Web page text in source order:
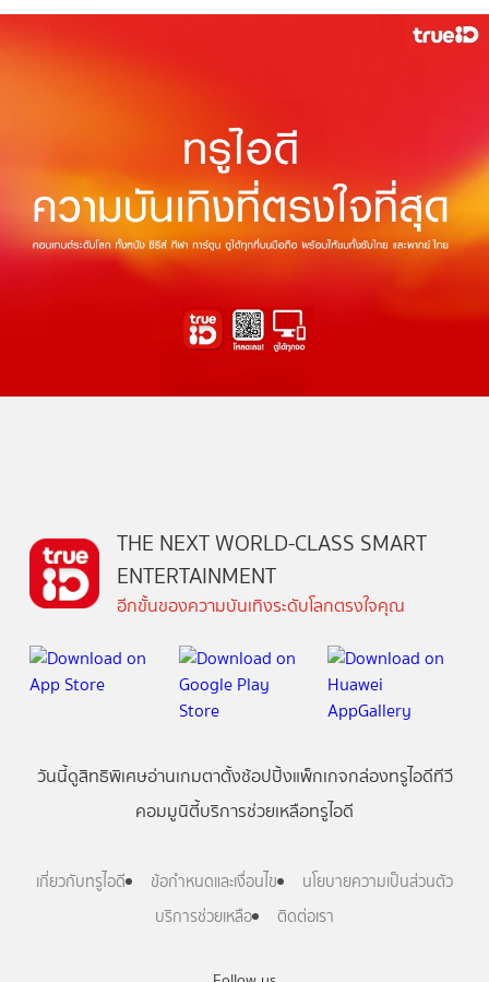
THE NEXT WORLD-CLASS SMART
ENTERTAINMENT
อีกขั้นของความบันเทิงระดับโลกตรงใจคุณ
วันนี้ดูสิทธิพิเศษอ่านเกมตาตั้งช้อปปิ้งแพ็กเกจกล่องทรูไอดีทีวี
คอมมูนิตี้บริการช่วยเหลือทรูไอดี
เกี่ยวกับทรูไอดี ข้อกำหนดและเงื่อนไข
นโยบายความเป็นส่วนตัว
บริการช่วยเหลือ
ติดต่อเรา